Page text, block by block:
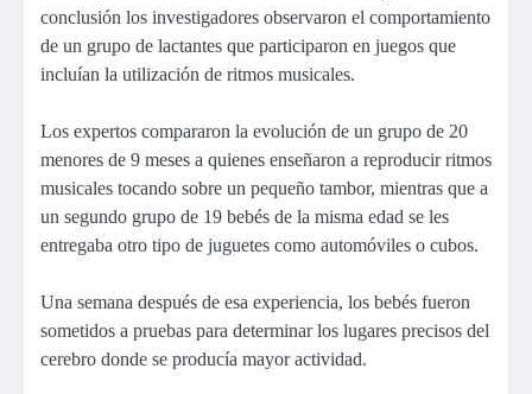
conclusión los investigadores observaron el comportamiento
de un grupo de lactantes que participaron en juegos que
incluían la utilización de ritmos musicales.
Los expertos compararon la evolución de un grupo de 20
menores de 9 meses a quienes enseñaron a reproducir ritmos
musicales tocando sobre un pequeño tambor, mientras que a
un segundo grupo de 19 bebés de la misma edad se les
entregaba otro tipo de juguetes como automóviles o cubos.
Una semana después de esa experiencia, los bebés fueron
sometidos a pruebas para determinar los lugares precisos del
cerebro donde se producía mayor actividad.